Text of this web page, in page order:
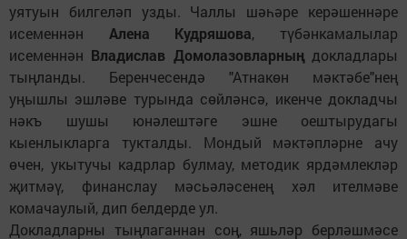
уятуын билгеләп узды. Чаллы шәһәре керәшеннәре
исеменнән Алена Кудряшова, түбәнкамалылар
исеменнән Владислав Домолазовларныңдокладлары
тыңланды. Беренчесендә "Атнакөн мәктәбе"нең
уңышлы эшләве турында сөйләнсә, икенче докладчы
нәкъ шушы юнәлештәге эшне оештырудагы
кыенлыкларга тукталды. Мондый мәктәпләрне ачу
өчен, укытучы кадрлар булмау, методик ярдәмлекләр
җитмәү, финанслау мәсьәләсенең хәл ителмәве
комачаулый, дип белдерде ул.
Докладларны тыңлаганнан соң, яшьләр берләшмәсе